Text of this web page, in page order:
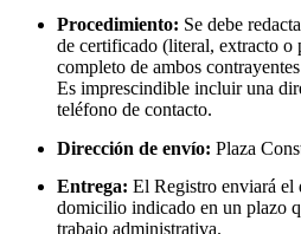
Procedimiento: Se debe
de certificado (literal, extracto
completo de ambos
Es imprescindible incluir una
teléfono de contacto.
Dirección de envío: Plaza
Entrega: El Registro enviará el
domicilio indicado en un plazo
trabajo administrativa.